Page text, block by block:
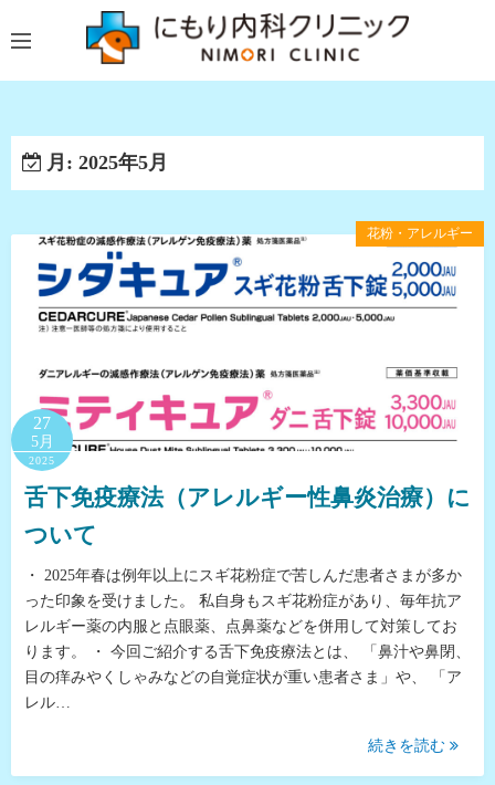
ン
月: 2025年5月
花粉・アレルギー
27
5月
2025
舌下免疫療法（アレルギー性鼻炎治療）に
ついて
・ 2025年春は例年以上にスギ花粉症で苦しんだ患者さまが多か
った印象を受けました。 私自身もスギ花粉症があり、毎年抗ア
レルギー薬の内服と点眼薬、点鼻薬などを併用して対策してお
ります。 ・ 今回ご紹介する舌下免疫療法とは、 「鼻汁や鼻閉、
目の痒みやくしゃみなどの自覚症状が重い患者さま」や、 「ア
レル…
続きを読む